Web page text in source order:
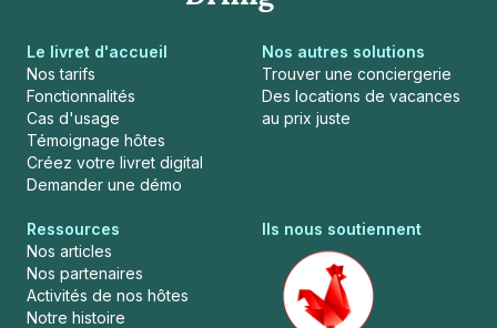
Le livret d'accueil
Nos tarifs
Fonctionnalités
Cas d'usage
Témoignage hôtes
Créez votre livret digital
Demander une démo
Nos autres solutions
Trouver une conciergerie
Des locations de vacances
au prix juste
Ressources
Nos articles
Nos partenaires
Activités de nos hôtes
Notre histoire
Ils nous soutiennent